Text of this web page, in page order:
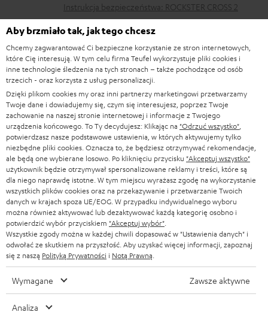
m
e
n
t
y
d
o
p
o
b
r
a
n
i
a
Instrukcja bezpieczeństwa: ROCKSTER CROSS 2
p
a
g
e
.
p
r
o
d
u
c
t
.
s
Teufel Go App - Apple App Store
Teufel Go App - Google Play
I
n
f
o
r
m
a
c
j
e
Informacje o wysyłce
I
n
f
o
r
m
Prawny obowiązek zapewnienia zgodności towaru z
umową
D
a
n
Biuro Obsługi Klienta
Pon-Pt od godziny 09:00 do 17:00
Aby brzmiało tak, jak tego chcesz
Chcemy zagwarantować Ci bezpieczne korzystanie ze stron internetowych,
które Cię interesują. W tym celu firma Teufel wykorzystuje pliki cookies i
inne technologie śledzenia na tych stronach – także pochodzące od osób
trzecich - oraz korzysta z usług personalizacji.
Dzięki plikom cookies my oraz inni partnerzy marketingowi przetwarzamy
Twoje dane i dowiadujemy się, czym się interesujesz, poprzez Twoje
zachowanie na naszej stronie internetowej i informacje z Twojego
urządzenia końcowego. To Ty decydujesz: Klikając na "Odrzuć wszystko"
potwierdzasz nasze podstawowe ustawienia, w których aktywujemy tylko
niezbędne pliki cookies. Oznacza to, że będziesz otrzymywać rekomendacje,
ale będą one wybierane losowo. Po kliknięciu przycisku "Akceptuj wszystko"
użytkownik będzie otrzymywał spersonalizowane reklamy i treści, które są
dla niego naprawdę istotne. W tym miejscu wyrażasz zgodę na wykorzystanie
wszystkich plików cookies oraz na przekazywanie i przetwarzanie Twoich
danych w krajach spoza UE/EOG. W przypadku indywidualnego wyboru
można również aktywować lub dezaktywować każdą kategorię osobno i
potwierdzić wybór przyciskiem "Akceptuj wybór"
Wszystkie zgody można w każdej chwili dopasować w "Ustawienia danych" i
odwołać ze skutkiem na przyszłość. Aby uzyskać więcej informacji, zapoznaj
się z naszą Polityką Prywatności i Notą Prawną
Wymagane Zawsze aktywne
Analiza